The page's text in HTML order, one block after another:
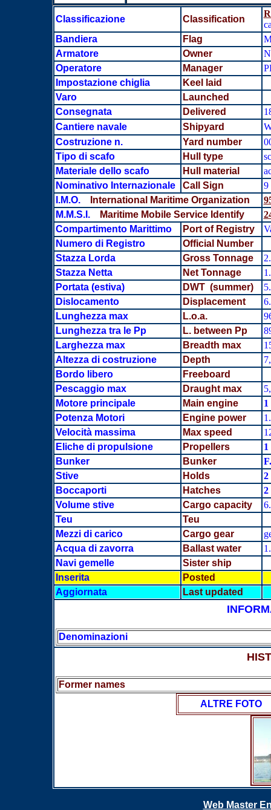
Classificazione Classification
Bandiera
Flag
Armatore
Owner
Operatore
Manager
Impostazione chiglia
Keel laid
Varo
Launched
Consegnata
Delivered
Cantiere navale
Shipyard
Costruzione n.
Yard number
Tipo di scafo
Hull type
Materiale dello scafo
Hull material
Nominativo Internazionale
Call Sign
9
I.M.O.
International Maritime Organization
M.M.S.I.
Maritime Mobile Service Identify
Compartimento Marittimo
Port of Registry
Numero di Registro
Official Number
Stazza Lorda
Gross Tonnage
Stazza Netta
Net Tonnage
Portata(estiva) DWT (summer)
Dislocamento
Displacement
Lunghezza max
L.o.a.
Lunghezza tra le Pp
L. between Pp
Larghezza max
Breadth max
Altezza di costruzione
Depth
Bordo libero
Freeboard
Pescaggio max
Draught max
Motore principale
Main engine 1
Potenza Motori
Engine power
Velocità massima
Max speed
Eliche di propulsione
Propellers 1
Bunker
Bunker
Stive
Holds 2
Boccaporti
Hatches 2
Volume stive
Cargo capacity
Teu
Teu
Mezzi di carico
Cargo gear
Acqua di zavorra
Ballast water
Navi gemelle
Sister ship
Inserita
Posted
Aggiornata
Last updated
Denominazioni
Former names
ALTRE FOTO
Web Master